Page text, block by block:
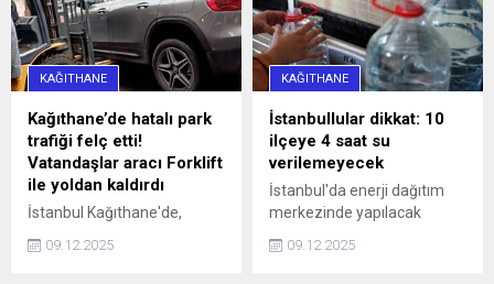
KAĞITHANE
Kağıthane’de hatalı park
trafiği felç etti!
Vatandaşlar aracı Forklift
ile yoldan kaldırdı
İstanbul Kağıthane'de,
saat 16.00 sularında 34 SS
09.12.2025
KAĞITHANE
İstanbullular dikkat: 10
ilçeye 4 saat su
verilemeyecek
İstanbul'da enerji dağıtım
merkezinde yapılacak
10 ilçeye 4 saat su
09.12.2025